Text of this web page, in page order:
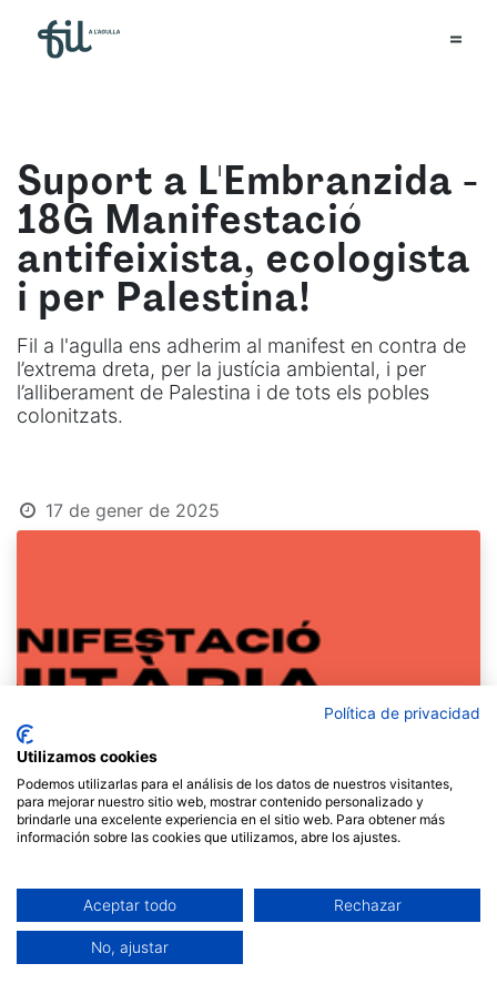
Suport a L'Embranzida -
18G Manifestació
antifeixista, ecologista
i per Palestina!
Fil a l'agulla ens adherim al manifest en contra de
l’extrema dreta, per la justícia ambiental, i per
l’alliberament de Palestina i de tots els pobles
colonitzats.
17 de gener de 2025
Aquest pròximdissabte 18 de gener
Política de privacidad
Utilizamos cookies
Podemos utilizarlas para el análisis de los datos de nuestros visitantes,
para mejorar nuestro sitio web, mostrar contenido personalizado y
brindarle una excelente experiencia en el sitio web. Para obtener más
información sobre las cookies que utilizamos, abre los ajustes.
Aceptar todo Rechazar
No, ajustar